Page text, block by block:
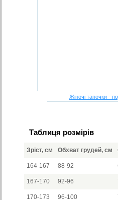
Жіночі тапочки -
Таблиця розмірів
Зріст, см Обхват грудей, см
164-167 88-92
167-170 92-96
170-173 96-100